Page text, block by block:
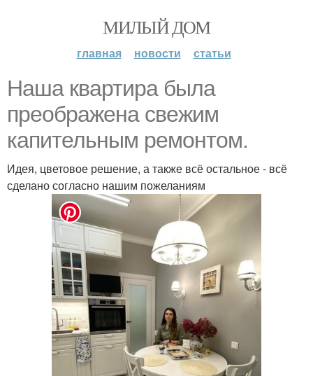
МИЛЫЙ ДОМ
главная новости статьи
Наша квартира была
преображена свежим
капительным ремонтом.
Идея, цветовое решение, а также всё остальное - всё
сделано согласно нашим пожеланиям